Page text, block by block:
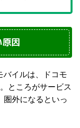
因
イルは、ドコモ
ところがサービス
圏外になるといっ